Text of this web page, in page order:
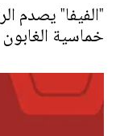
"الفيفا" يصدم
خماسية